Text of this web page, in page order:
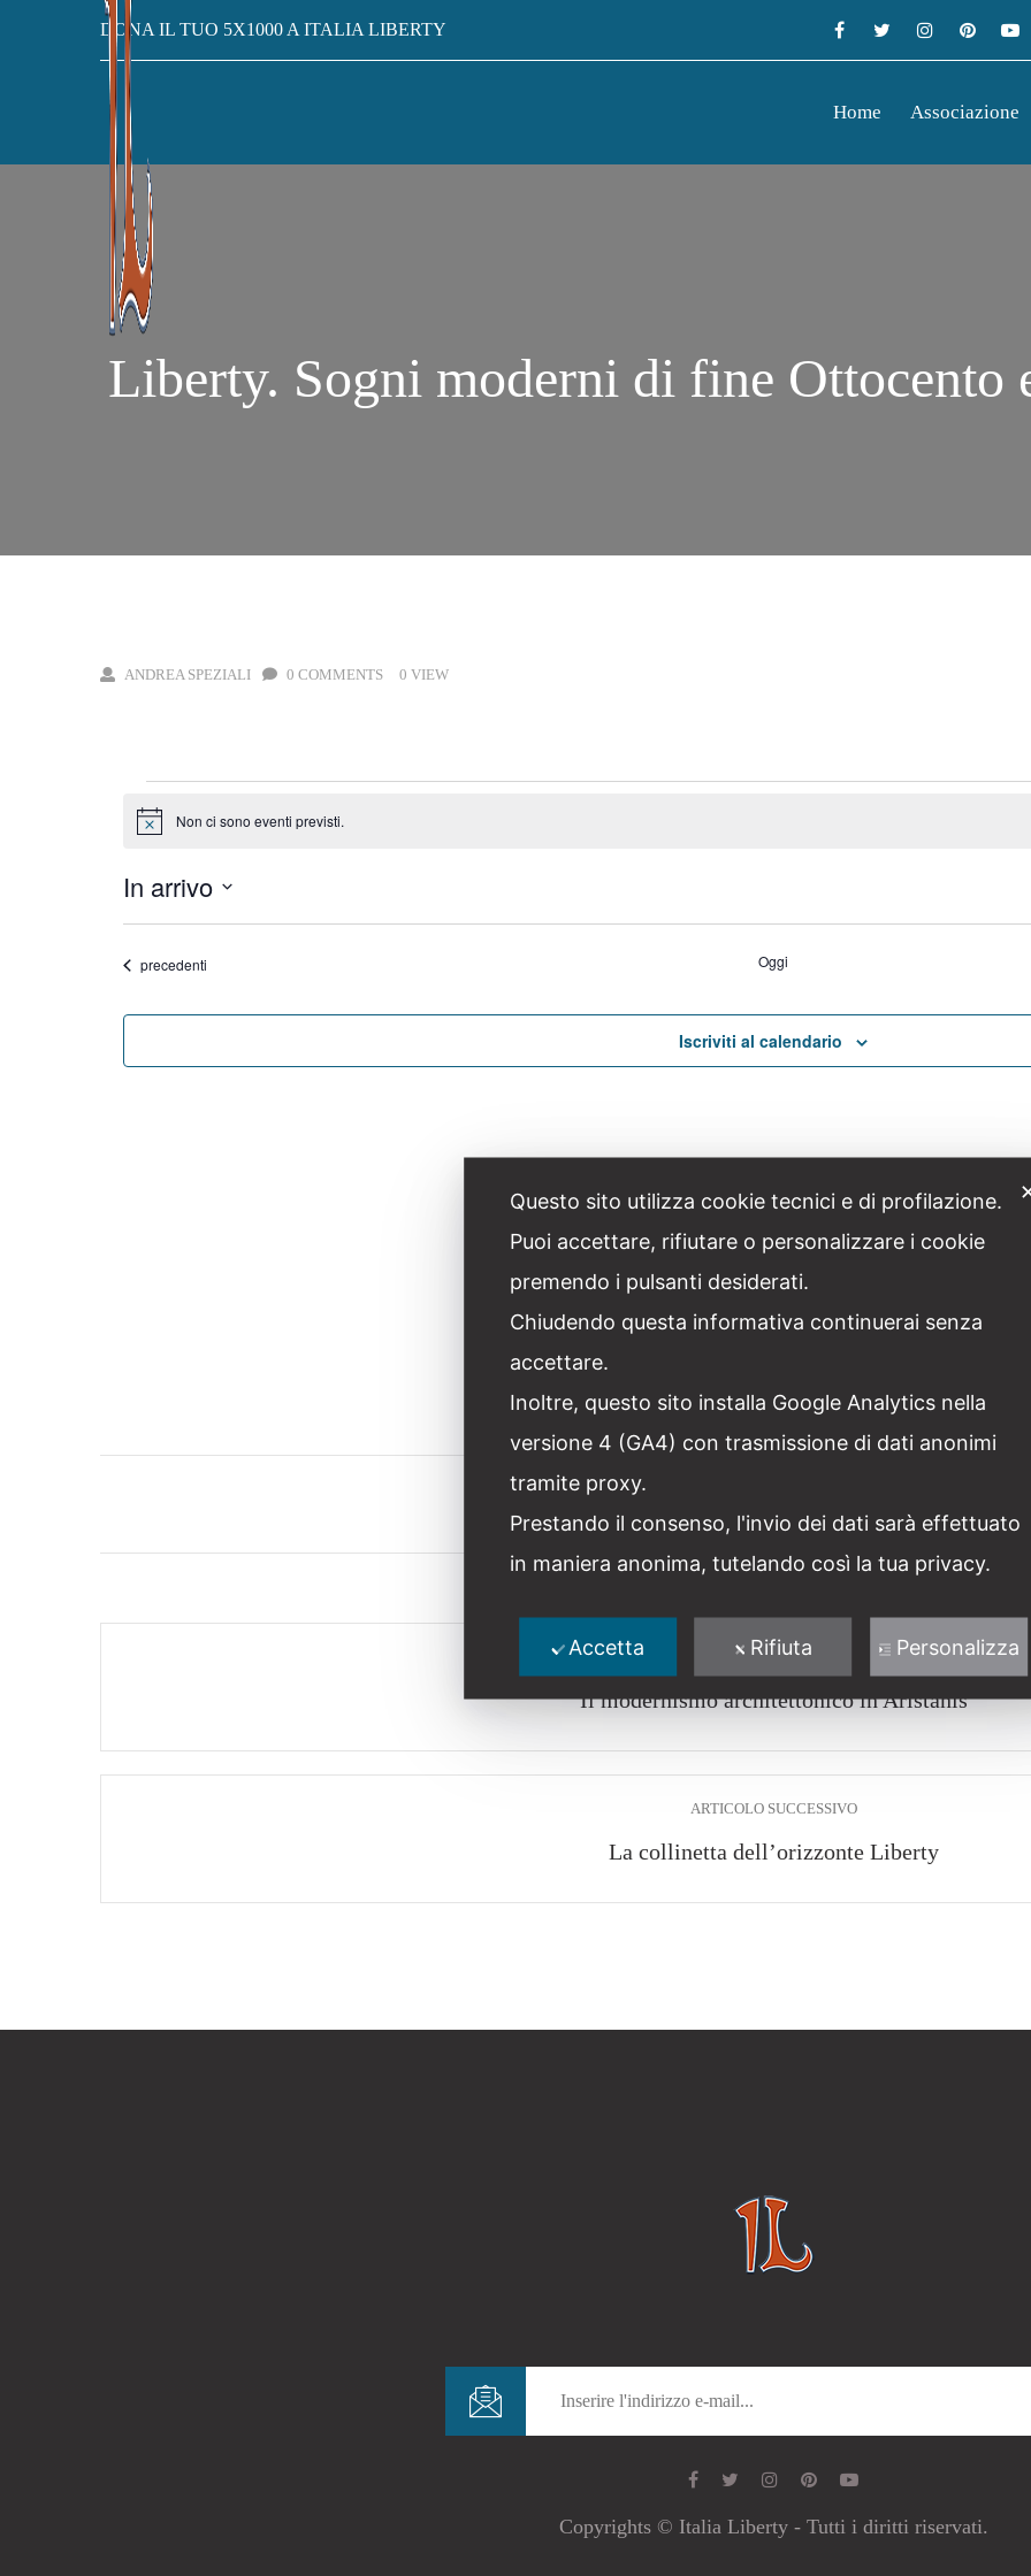
DONA IL TUO 5X1000 A ITALIA LIBERTY
Home Associazione
Liberty. Sogni moderni di fine Ottocento
ANDREA SPEZIALI 0 COMMENTS 0 VIEW
Eventi
Notice Non ci sono eventi previsti.
In arrivo
Eventi
precedenti Oggi
Iscriviti al calendario
ARTICOLO PRECEDENTE
Il modernismo architettonico in Aristanis
ARTICOLO SUCCESSIVO
La collinetta dell’orizzonte Liberty
Copyrights © Italia Liberty - Tutti i diritti riservati.
Questo sito utilizza cookie tecnici e di profilazione.
Puoi accettare, rifiutare o personalizzare i cookie
premendo i pulsanti desiderati.
Chiudendo questa informativa continuerai senza
accettare.
Inoltre, questo sito installa Google Analytics nella
versione 4 (GA4) con trasmissione di dati anonimi
tramite proxy.
Prestando il consenso, l'invio dei dati sarà effettuato
in maniera anonima, tutelando così la tua privacy.
Accetta Rifiuta Personalizza